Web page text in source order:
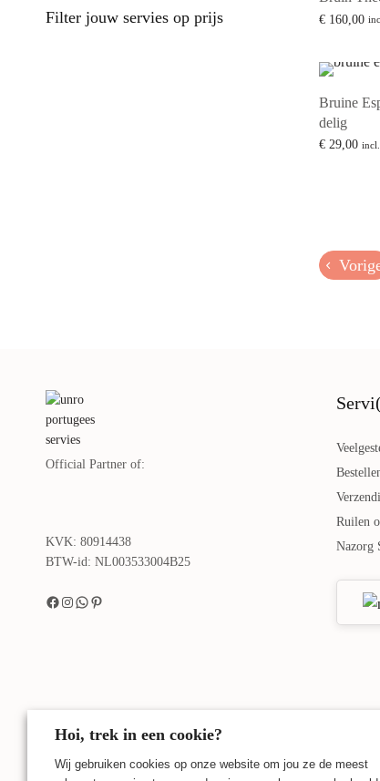
Filter jouw servies op prijs € 160,00
Bruine
delig
€ 29,00
Official Partner of:
KVK: 80914438
BTW-id: NL003533004B25
Ruilen
Nazorg
Hoi, trek in een cookie?
Wij gebruiken cookies op onze website om jou ze de meest